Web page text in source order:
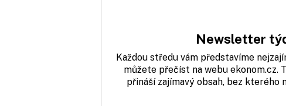
Newsletter
Každou středu vám představíme
můžete přečíst na webu ekonom.cz.
přináší zajímavý obsah, bez